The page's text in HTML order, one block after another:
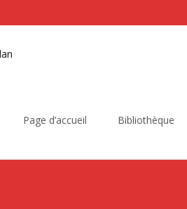
Page d’accueil Bibliothèque